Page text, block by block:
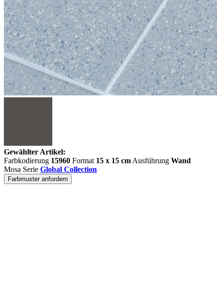
Gewählter Artikel:
Farbkodierung 15960 Format 15 x 15 cm Ausführung Wand
Mosa Serie Global Collection
Farbmuster anfordern